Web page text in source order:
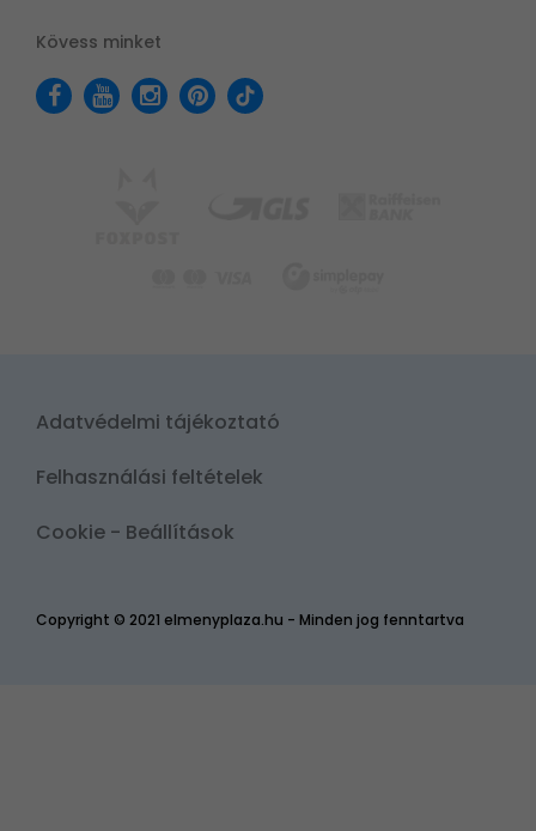
Kövess minket
Copyright © 2021 elmenyplaza.hu - Minden jog fenntartva
Adatvédelmi tájékoztató
Felhasználási feltételek
Cookie - Beállítások